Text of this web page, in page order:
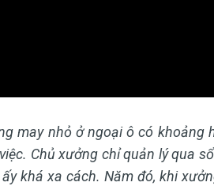
may nhỏ ở ngoại ô có khoảng
Chủ xưởng chỉ quản lý qua
khá xa cách. Năm đó, khi